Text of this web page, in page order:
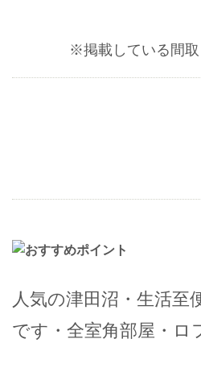
※掲載している間
人気の津田沼・生活至
です・全室角部屋・ロ